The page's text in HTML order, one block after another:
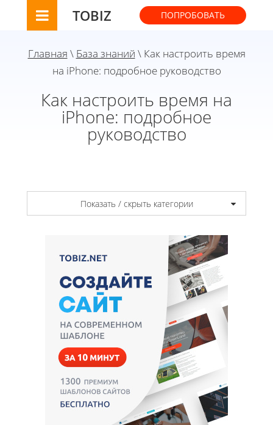
TOBIZ ПОПРОБОВАТЬ
Главная \ База знаний \ Как настроить время
на iPhone: подробное руководство
Как настроить время на
iPhone: подробное
руководство
Показать / скрыть категории